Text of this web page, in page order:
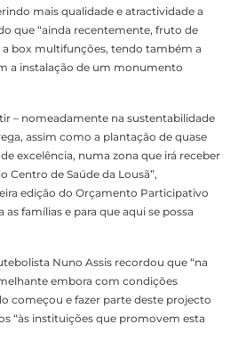
mais qualidade e atractividade a
que “ainda recentemente, fruto de
a box multifunções, tendo também a
a instalação de um monumento
– nomeadamente na sustentabilidade
assim como a plantação de quase
excelência, numa zona que irá receber
de Saúde da Lousã”,
edição do Orçamento Participativo
famílias e para que aqui se possa
Nuno Assis recordou que “na
embora com condições
começou e fazer parte deste projecto
“às instituições que promovem esta